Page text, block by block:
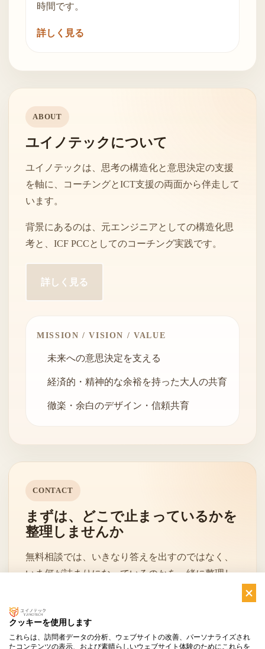
時間です。
詳しく見る
ABOUT
ユイノテックについて
ユイノテックは、思考の構造化と意思決定の支援
を軸に、コーチングとICT支援の両面から伴走して
います。
背景にあるのは、元エンジニアとしての構造化思
考と、ICF PCCとしてのコーチング実践です。
詳しく見る
MISSION / VISION / VALUE
未来への意思決定を支える
経済的・精神的な余裕を持った大人の共育
徹楽・余白のデザイン・信頼共育
CONTACT
まずは、どこで止まっているかを
整理しませんか
無料相談では、いきなり答えを出すのではなく、
いま何が詰まりになっているのかを一緒に整理し
クッキーを使用します
これらは、訪問者データの分析、ウェブサイトの改善、パーソナライズされ
たコンテンツの表示、および素晴らしいウェブサイト体験のためにこれらを